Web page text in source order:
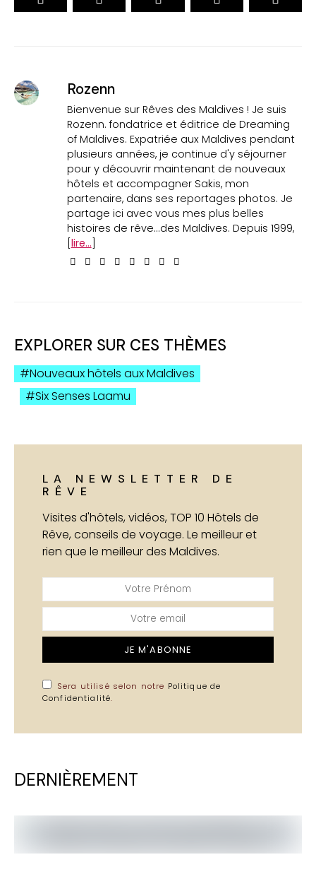
Rozenn
Bienvenue sur Rêves des Maldives ! Je suis
Rozenn. fondatrice et éditrice de Dreaming
of Maldives. Expatriée aux Maldives pendant
plusieurs années, je continue d'y séjourner
pour y découvrir maintenant de nouveaux
hôtels et accompagner Sakis, mon
partenaire, dans ses reportages photos. Je
partage ici avec vous mes plus belles
histoires de rêve...des Maldives. Depuis 1999,
lire...
EXPLORER SUR CES THÈMES
Nouveaux hôtels aux Maldives
Six Senses Laamu
LA NEWSLETTER DE
RÊVE
Visites d'hôtels, vidéos, TOP 10 Hôtels de
Rêve, conseils de voyage. Le meilleur et
rien que le meilleur des Maldives.
JE M'ABONNE
Sera utilisé selon notre Politique de
Confidentialité.
DERNIÈREMENT